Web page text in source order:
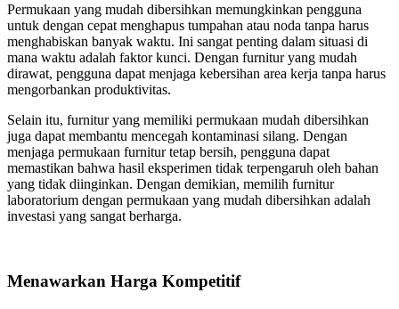
Permukaan yang mudah dibersihkan memungkinkan pengguna
untuk dengan cepat menghapus tumpahan atau noda tanpa harus
menghabiskan banyak waktu. Ini sangat penting dalam situasi di
mana waktu adalah faktor kunci. Dengan furnitur yang mudah
dirawat, pengguna dapat menjaga kebersihan area kerja tanpa harus
mengorbankan produktivitas.
Selain itu, furnitur yang memiliki permukaan mudah dibersihkan
juga dapat membantu mencegah kontaminasi silang. Dengan
menjaga permukaan furnitur tetap bersih, pengguna dapat
memastikan bahwa hasil eksperimen tidak terpengaruh oleh bahan
yang tidak diinginkan. Dengan demikian, memilih furnitur
laboratorium dengan permukaan yang mudah dibersihkan adalah
investasi yang sangat berharga.
Menawarkan Harga Kompetitif